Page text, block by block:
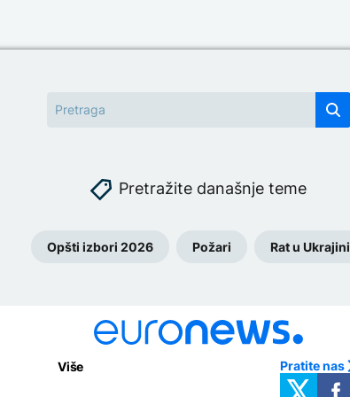
Pretražite današnje teme
Opšti izbori 2026 Požari Rat u Ukrajini
Više Pratite nas